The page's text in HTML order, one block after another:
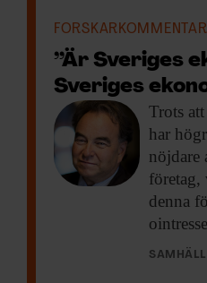
FORSKARKOMMENTAR
”Är Sveriges
Sveriges
Trots
har
nöjdare
företag,
denna